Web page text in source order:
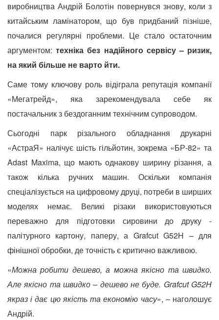
виробництва Андрій Болотін повернувся знову, коли з
китайським ламінатором, що був придбаний пізніше,
почалися регулярні проблеми. Це стало остаточним
аргументом:техніка без надійного сервісу – ризик,
на який більше не варто йти.
Саме тому ключову роль відіграла репутація компанії
«Мегатрейд», яка зарекомендувала себе як
постачальник з бездоганним технічним супроводом.
Сьогодні парк різального обладнання друкарні
«АстраЯ» налічує шість гільйотин, зокрема «БР-82» та
Adast Maxima, що мають однакову ширину різання, а
також кілька ручних машин. Оскільки компанія
спеціалізується на цифровому друці, потреби в ширших
моделях немає. Великі різаки використовуються
переважно для підготовки сировини до друку -
палітурного картону, паперу, а Grafcut G52H – для
фінішної обробки, де точність є критично важливою.
«Можна робити дешево, а можна якісно та швидко.
Але якісно та швидко – дешево не буде. Grafcut G52H
якраз і дає цю якість та економію часу», – наголошує
Андрій.